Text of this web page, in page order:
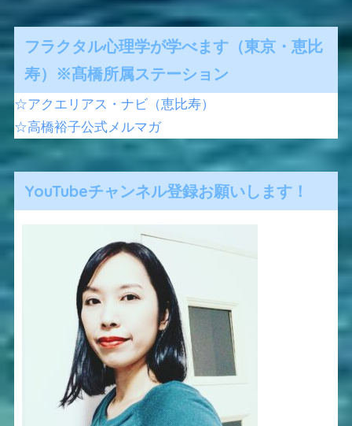
フラクタル心理学が学べます（東京・恵比
寿）※髙橋所属ステーション
☆アクエリアス・ナビ（恵比寿）
☆高橋裕子公式メルマガ
YouTubeチャンネル登録お願いします！